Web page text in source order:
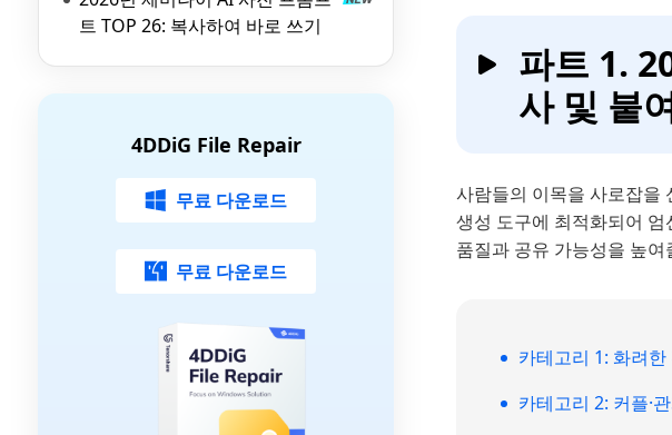
트 TOP 26: 복사하여 바로 쓰기
4DDiG File Repair
무료 다운로드
무료 다운로드
파트 1.
사 및 붙
사람들의 이목을 사로잡을
생성 도구에 최적화되어
품질과 공유 가능성을 높
카테고리 1: 화려
카테고리 2: 커플·